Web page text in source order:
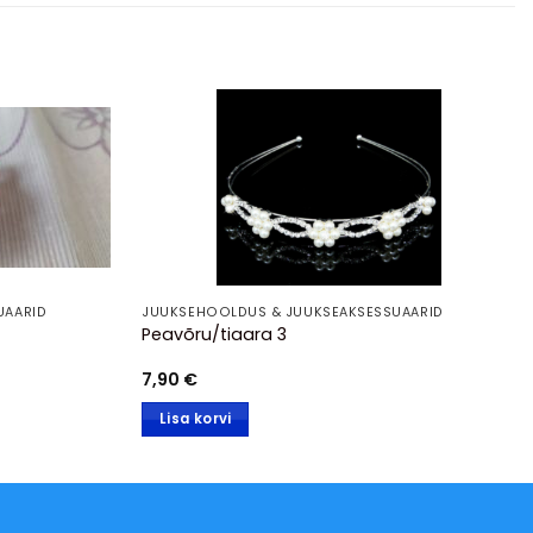
JUUKSEHOOLDUS & JUUKSEAKSESSUAARID
Peavõru/tiaara 3
7,90 €
Lisa korvi